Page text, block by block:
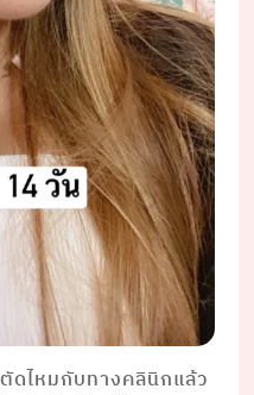
ดไหมกับทางคลินิกแล้ว